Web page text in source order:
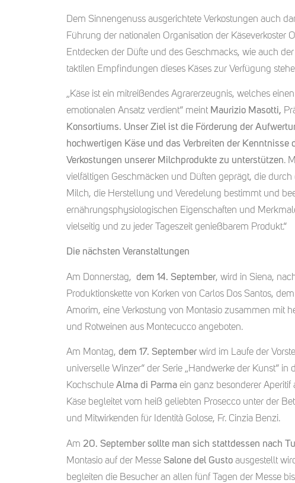
Dem Sinnengenuss ausgerichtete Verkostungen auch
Führung der nationalen Organisation der Käseverkoster
Entdecken der Düfte und des Geschmacks, wie auch
taktilen Empfindungen dieses Käses zur Verfügung
„Käse ist ein mitreißendes Agrarerzeugnis, welches
emotionalen Ansatz verdient“ meint Maurizio Masotti,
Konsortiums. Unser Ziel ist die Förderung der
hochwertigen Käse und das Verbreiten der Kenntnisse
Verkostungen unserer Milchprodukte zu unterstützen.
vielfältigen Geschmäcken und Düften geprägt, die durch
Milch, die Herstellung und Veredelung bestimmt und
ernährungsphysiologischen Eigenschaften und
vielseitig und zu jeder Tageszeit genießbarem Produkt.“
Die nächsten Veranstaltungen
Am Donnerstag, dem 14. September, wird in Siena,
Produktionskette von Korken von Carlos Dos Santos,
Amorim, eine Verkostung von Montasio zusammen mit
und Rotweinen aus Montecucco angeboten.
Am Montag, dem 17. September wird im Laufe der
universelle Winzer“ der Serie „Handwerke der Kunst“ in
Kochschule Alma di Parma ein ganz besonderer
Käse begleitet vom heiß geliebten Prosecco unter der
und Mitwirkenden für Identità Golose, Fr. Cinzia Benzi.
Am 20. September sollte man sich stattdessen nach
Montasio auf der Messe Salone del Gusto ausgestellt
begleiten die Besucher an allen fünf Tagen der Messe